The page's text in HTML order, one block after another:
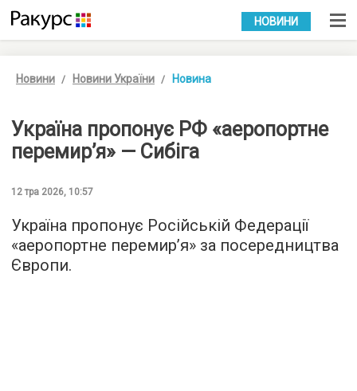
УКР РУС
НОВИНИ
Новини Новини України Новина
Україна пропонує РФ «аеропортне
перемир’я» — Сибіга
12 тра 2026, 10:57
Україна пропонує Російській Федерації
«аеропортне перемир’я» за посередництва
Європи.